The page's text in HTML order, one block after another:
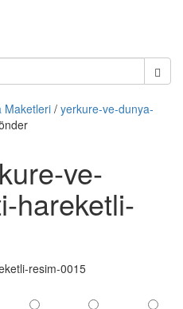
Maketleri / yerkure-ve-dunya-
ve-
hareketli-